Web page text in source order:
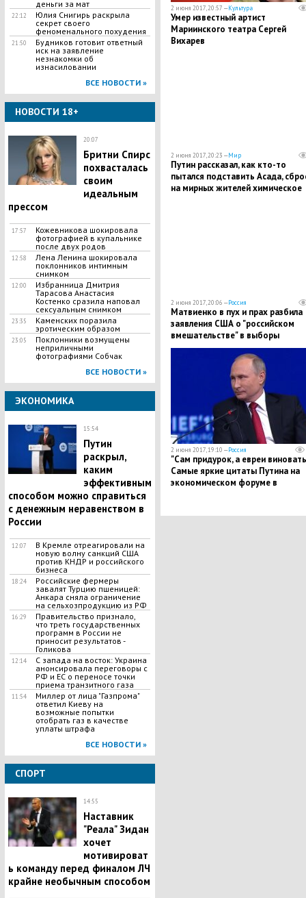
деньги за мат
22:12
Юлия Снигирь раскрыла
секрет своего
феноменального похудения
21:50
Будников готовит ответный
иск на заявление
незнакомки об
изнасиловании
ВСЕ НОВОСТИ »
НОВОСТИ 18+
20:07
Бритни Спирс
похвасталась
своим
идеальным
прессом
17:57
Кожевникова шокировала
фотографией в купальнике
после двух родов
12:58
Лена Ленина шокировала
поклонников интимным
снимком
12:00
Избранница Дмитрия
Тарасова Анастасия
Костенко сразила наповал
сексуальным снимком
23:35
Каменских поразила
эротическим образом
23:05
Поклонники возмущены
неприличными
фотографиями Собчак
ВСЕ НОВОСТИ »
ЭКОНОМИКА
15:54
Путин
раскрыл,
каким
эффективным
способом можно справиться
с денежным неравенством в
России
12:07
В Кремле отреагировали на
новую волну санкций США
против КНДР и российского
бизнеса
18:24
Российские фермеры
завалят Турцию пшеницей:
Анкара сняла ограничение
на сельхозпродукцию из РФ
16:29
Правительство признало,
что треть государственных
программ в России не
приносит результатов -
Голикова
12:14
С запада на восток: Украина
анонсировала переговоры с
РФ и ЕС о переносе точки
приема транзитного газа
11:54
Миллер от лица "Газпрома"
ответил Киеву на
возможные попытки
отобрать газ в качестве
уплаты штрафа
ВСЕ НОВОСТИ »
СПОРТ
14:55
Наставник
"Реала" Зидан
хочет
мотивироват
ь команду перед финалом ЛЧ
крайне необычным способом
2 июня 2017, 20:57 —Культура
Умер известный артист
Мариинского театра Сергей
Вихарев
2 июня 2017, 20:23 —Мир
Путин рассказал, как кто-то
пытался подставить Асада,
на мирных жителей химическое
2 июня 2017, 20:06 —Россия
Матвиенко в пух и прах разбила
заявления США о "российском
вмешательстве" в выборы
2 июня 2017, 19:10 —Россия
"Сам придурок, а евреи
Самые яркие цитаты Путина на
экономическом форуме в